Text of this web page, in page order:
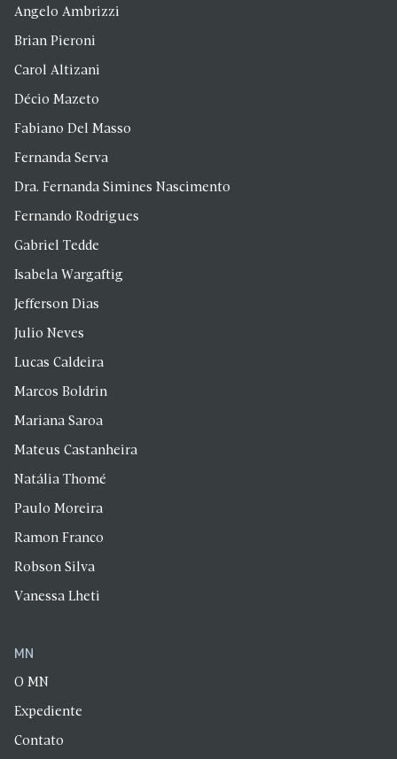
Angelo Ambrizzi
Brian Pieroni
Carol Altizani
Décio Mazeto
Fabiano Del Masso
Fernanda Serva
Dra. Fernanda Simines Nascimento
Fernando Rodrigues
Gabriel Tedde
Isabela Wargaftig
Jefferson Dias
Julio Neves
Lucas Caldeira
Marcos Boldrin
Mariana Saroa
Mateus Castanheira
Natália Thomé
Paulo Moreira
Ramon Franco
Robson Silva
Vanessa Lheti
MN
O MN
Expediente
Contato